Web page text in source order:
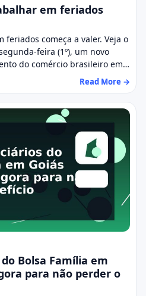
em feriados
feriados começa a valer. Veja o
feira (1º), um novo
do comércio brasileiro em…
Read More →
Bolsa Família em
para não perder o